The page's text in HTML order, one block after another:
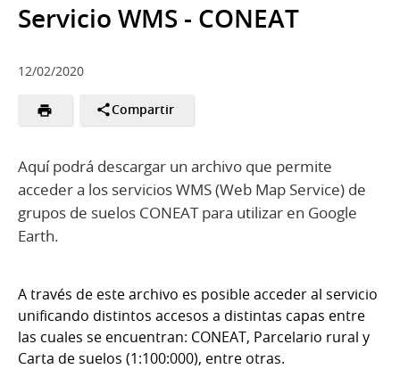
Servicio WMS - CONEAT
12/02/2020
Compartir
Aquí podrá descargar un archivo que permite
acceder a los servicios WMS (Web Map Service) de
grupos de suelos CONEAT para utilizar en Google
Earth.
A través de este archivo es posible acceder al servicio
unificando distintos accesos a distintas capas entre
las cuales se encuentran: CONEAT, Parcelario rural y
Carta de suelos (1:100:000), entre otras.